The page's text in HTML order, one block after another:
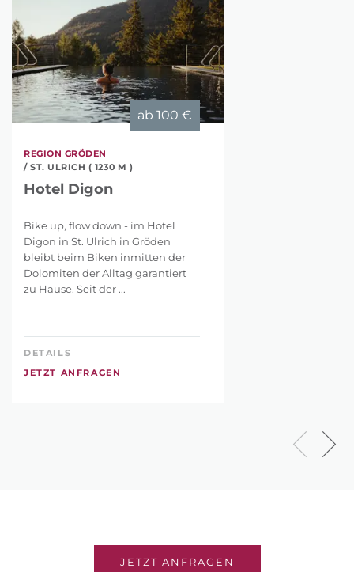
ab 100 €
REGION GRÖDEN
/ ST. ULRICH ( 1230 M )
Hotel Digon
Bike up, flow down - im Hotel
Digon in St. Ulrich in Gröden
bleibt beim Biken inmitten der
Dolomiten der Alltag garantiert
zu Hause. Seit der ...
DETAILS
JETZT ANFRAGEN
JETZT ANFRAGEN